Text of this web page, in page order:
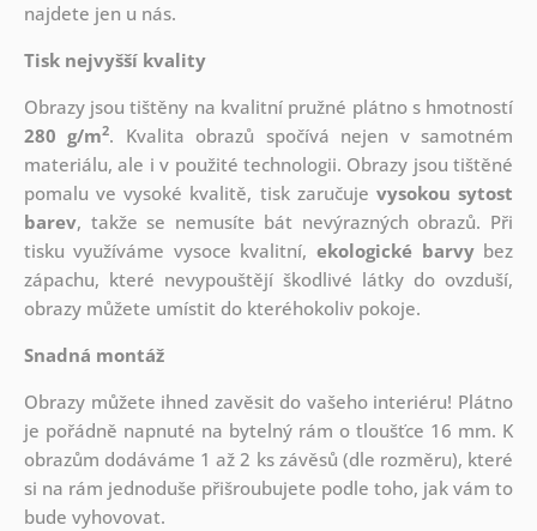
najdete jen u nás.
Tisk nejvyšší kvality
Obrazy jsou tištěny na kvalitní pružné plátno s hmotností
280 g/m2. Kvalita obrazů spočívá nejen v samotném
materiálu, ale i v použité technologii. Obrazy jsou tištěné
pomalu ve vysoké kvalitě, tisk zaručuje vysokou sytost
barev, takže se nemusíte bát nevýrazných obrazů. Při
tisku využíváme vysoce kvalitní,ekologické barvybez
zápachu, které nevypouštějí škodlivé látky do ovzduší,
obrazy můžete umístit do kteréhokoliv pokoje.
Snadná montáž
Obrazy můžete ihned zavěsit do vašeho interiéru! Plátno
je pořádně napnuté na bytelný rám o tloušťce 16 mm. K
obrazům dodáváme 1 až 2 ks závěsů (dle rozměru), které
si na rám jednoduše přišroubujete podle toho, jak vám to
bude vyhovovat.